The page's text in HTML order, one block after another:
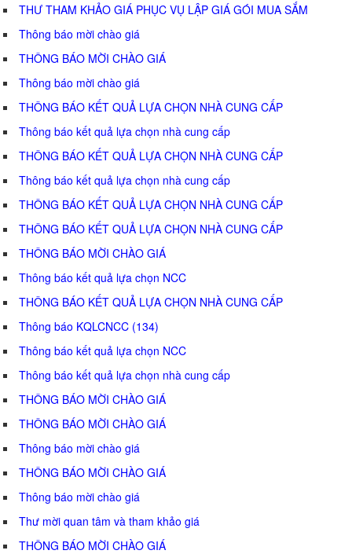
THƯ THAM KHẢO GIÁ PHỤC VỤ LẬP GIÁ GÓI MUA SẮM
Thông báo mời chào giá
THÔNG BÁO MỜI CHÀO GIÁ
Thông báo mời chào giá
THÔNG BÁO KẾT QUẢ LỰA CHỌN NHÀ CUNG CẤP
Thông báo kết quả lựa chọn nhà cung cấp
THÔNG BÁO KẾT QUẢ LỰA CHỌN NHÀ CUNG CẤP
Thông báo kết quả lựa chọn nhà cung cấp
THÔNG BÁO KẾT QUẢ LỰA CHỌN NHÀ CUNG CẤP
THÔNG BÁO KẾT QUẢ LỰA CHỌN NHÀ CUNG CẤP
THÔNG BÁO MỜI CHÀO GIÁ
Thông báo kết quả lựa chọn NCC
THÔNG BÁO KẾT QUẢ LỰA CHỌN NHÀ CUNG CẤP
Thông báo KQLCNCC (134)
Thông báo kết quả lựa chọn NCC
Thông báo kết quả lựa chọn nhà cung cấp
THÔNG BÁO MỜI CHÀO GIÁ
THÔNG BÁO MỜI CHÀO GIÁ
Thông báo mời chào giá
THÔNG BÁO MỜI CHÀO GIÁ
Thông báo mời chào giá
Thư mời quan tâm và tham khảo giá
THÔNG BÁO MỜI CHÀO GIÁ